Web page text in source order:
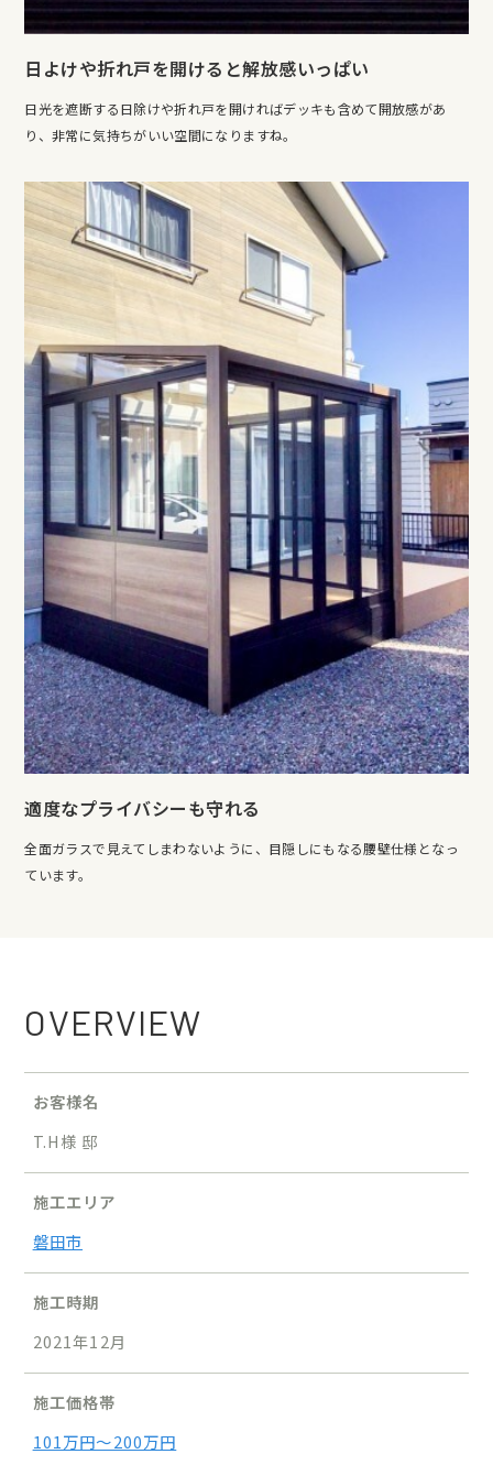
日よけや折れ戸を開けると解放感いっぱい
日光を遮断する日除けや折れ戸を開ければデッキも含めて開放感があ
り、非常に気持ちがいい空間になりますね。
適度なプライバシーも守れる
全面ガラスで見えてしまわないように、目隠しにもなる腰壁仕様となっ
ています。
OVERVIEW
お客様名
T.H様 邸
施工エリア
磐田市
施工時期
2021年12月
施工価格帯
101万円〜200万円